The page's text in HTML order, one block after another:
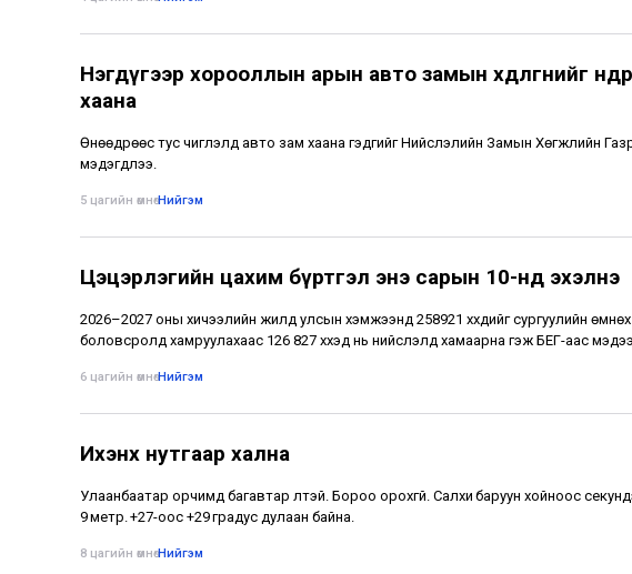
Нэгдүгээр хорооллын арын авто замын хөдөлгөөнийг
хаана
Өнөөдрөөс тус чиглэлд авто зам хаана гэдгийг Нийслэлийн Замын Хөгжлийн
мэдэгдлээ.
5 цагийн өмнө•Нийгэм
Цэцэрлэгийн цахим бүртгэл энэ сарын 10-нд эхэлнэ
2026–2027 оны хичээлийн жилд улсын хэмжээнд 258921 хүүхдийг сургуулийн өмнөх
боловсролд хамруулахаас 126 827 хүүхэд нь нийслэлд хамаарна гэж БЕГ-аас
6 цагийн өмнө•Нийгэм
Ихэнх нутгаар хална
Улаанбаатар орчимд багавтар үүлтэй. Бороо орохгүй. Салхи баруун хойноос
9 метр. +27-оос +29 градус дулаан байна.
8 цагийн өмнө•Нийгэм